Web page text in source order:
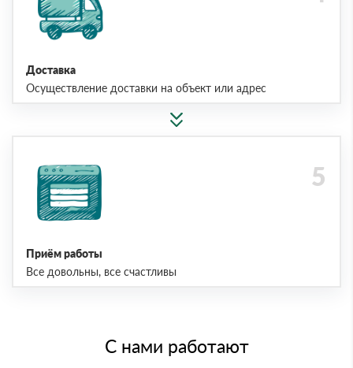
Доставка
Осуществление доставки на объект или адрес
Приём работы
Все довольны, все счастливы
С нами работают